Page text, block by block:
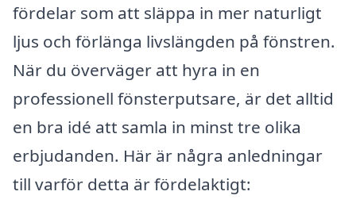
fördelar som att släppa in mer naturligt
ljus och förlänga livslängden på fönstren.
När du överväger att hyra in en
professionell fönsterputsare, är det alltid
en bra idé att samla in minst tre olika
erbjudanden. Här är några anledningar
till varför detta är fördelaktigt: